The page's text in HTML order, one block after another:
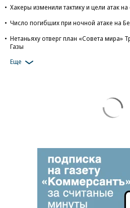
Хакеры изменили тактику и цели атак
Число погибших при ночной атаке на
Нетаньяху отверг план «Совета мира»
Газы
Еще